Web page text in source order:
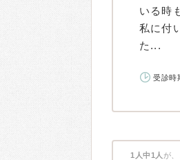
いる時
私に付
た...
受診時
1人中1人 が